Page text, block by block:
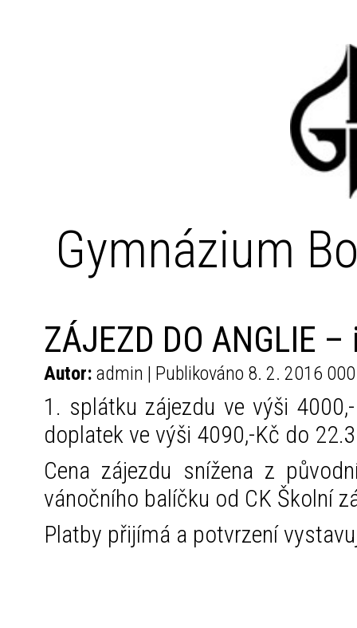
Gymnázium
ZÁJEZD DO ANGLIE
Autor: admin | Publikováno 8. 2. 2016
1. splátku zájezdu ve výši
doplatek ve výši 4090,-Kč do
Cena zájezdu snížena z
vánočního balíčku od CK Školní
Platby přijímá a potvrzení